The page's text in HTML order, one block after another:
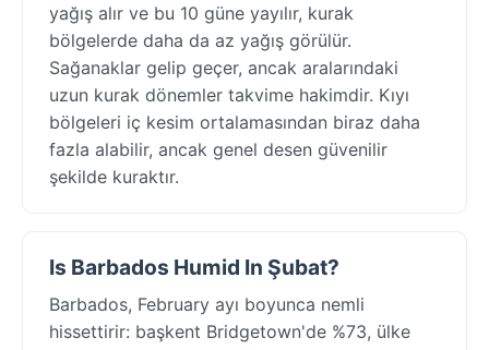
yağış alır ve bu 10 güne yayılır, kurak
bölgelerde daha da az yağış görülür.
Sağanaklar gelip geçer, ancak aralarındaki
uzun kurak dönemler takvime hakimdir. Kıyı
bölgeleri iç kesim ortalamasından biraz daha
fazla alabilir, ancak genel desen güvenilir
şekilde kuraktır.
Is Barbados Humid In Şubat?
Barbados, February ayı boyunca nemli
hissettirir: başkent Bridgetown'de %73, ülke